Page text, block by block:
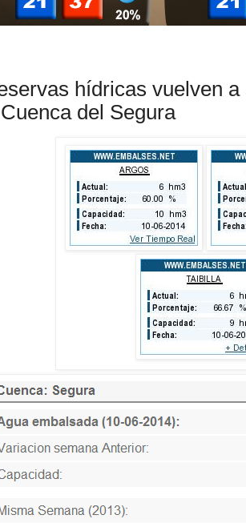
hídricas vuelven
del Segura